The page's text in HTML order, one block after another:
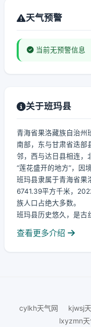
天气预警
当前无预警信息
关于班玛县
青海省果洛藏族自治州
南部，东与甘肃省迭部
邻，西与达日县相连，
“莲花盛开的地方”，因
班玛县隶属于青海省果
6741.39平方千米，
族人口占绝大多数。
班玛县历史悠久，是古
查看更多介绍
cylkh天气网
kjwsj
lxyzmn天